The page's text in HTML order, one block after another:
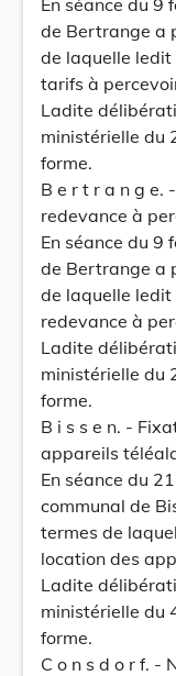
En séance du 9
de Bertrange a
de laquelle ledit
tarifs à
Ladite
ministérielle du
forme.
B e r t r a n g e.
redevance à
En séance du 9
de Bertrange a
de laquelle ledit
redevance à
Ladite
ministérielle du
forme.
B i s s e n. -
appareils
En séance du
communal de
termes de
location des
Ladite
ministérielle du
forme.
C o n s d o r f. -